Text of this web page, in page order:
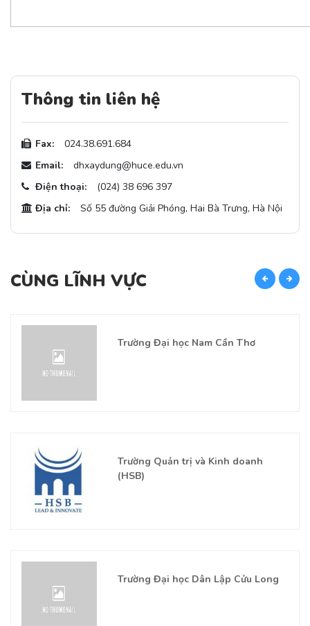
Thông tin liên hệ
Fax:
024.38.691.684
Email:
dhxaydung@huce.edu.vn
Điện thoại:
(024) 38 696 397
Địa chỉ:
Số 55 đường Giải Phóng, Hai Bà Trưng, Hà Nội
CÙNG LĨNH VỰC
Trường Đại học Nam Cần Thơ
Trường Quản trị và Kinh doanh
(HSB)
Trường Đại học Dân Lập Cửu Long